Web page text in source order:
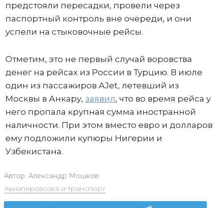
предстояли пересадки, провели через
паспортный контроль вне очереди, и они
успели на стыковочные рейсы.
Отметим, это не первый случай воровства
денег на рейсах из России в Турцию. В июле
один из пассажиров AJet, летевший из
Москвы в Анкару, заявил, что во время рейса у
него пропала крупная сумма иностранной
наличности. При этом вместо евро и долларов
ему подложили купюры Нигерии и
Узбекистана.
Автор: Александр Мошков
Авиаперевозка и транспорт